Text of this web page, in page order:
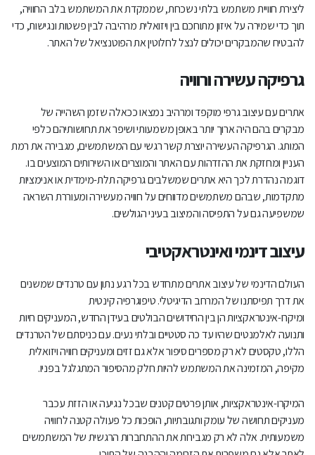
ליצירת חוויית משתמש בלתי נשכחת, שממקדת את המשתמש בלב החוויה,
תוך כדי שמירה על איזון מתוחכם בין ויזואלית מרהיבה לבין פשטות ונגישות, כדי
להבטיח שהמבקרים יכולים לנצל לחלוטין את הפוטנציאל של האתר.
גרפיקה עשירה ורוויה
אתרים עם עיצוב גרפי מוקפד ומרהיב נמצאו ככאלה שזמן השהייה של
מבקרים בהם היה ארוך יותר באופן משמעותי ושיפר את תחושותיהם כלפי
המותג. הגרפיקה העשירה יוצרת קשר רגשי עם המשתמשים, מגבירה את רמת
העניין ומחזקת את ההזדהות עם האתר והמוצרים או השירותים המוצעים בו.
דוגמה נהדרת לכך היא אתרים שמשלבים גרפיקה תלת-מימדית או אנימציות
מתקדמות, שבהם משתמשים מדווחים על חוויה מעשירה ומעוררת השראה
שמשפיעה גם על התפיסה והמיצוב בעיני הגולשים.
עיצוב דינמי ואינטראקטיבי
העולם הדינמי של עיצוב אתרים מתחדש בכל רגע נתון עם טרנדים שמשנים
את דרך תפיסתנו של המרחב הדיגיטלי. טיפוגרפיה קינטית
ומיקרו-אינטראקציות הן בין החידושים הבולטים בעידן החדש, המעניקים חיות
ותנועה לאלמנטים שהיו עד כה סטטיים ובלתי נעים. עם כניסתם של הטרנדים
הללו, טקסטים לא רק מספרים סיפור אלא גם זזים ומעניקים חוויה ויזואלית
מקיפה, המזמינה את המשתמש להיות חלק מהסיפור המתגלגל בפניו.
המיקרו-אינטראקציות, אותן פרטים קטנים שבכל נגיעה או הזזת עכבר
מעניקים תחושה של עומק ותגובתיות, הופכות כל פעולה קטנה לחוויה
משמעותית. אלה לא רק מגבירות את ההתחברות הרגשית של המשתמשים